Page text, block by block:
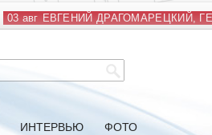
03 авг ЕВГЕНИЙ ДРАГОМАРЕЦКИЙ,
ИНТЕРВЬЮ ФОТО